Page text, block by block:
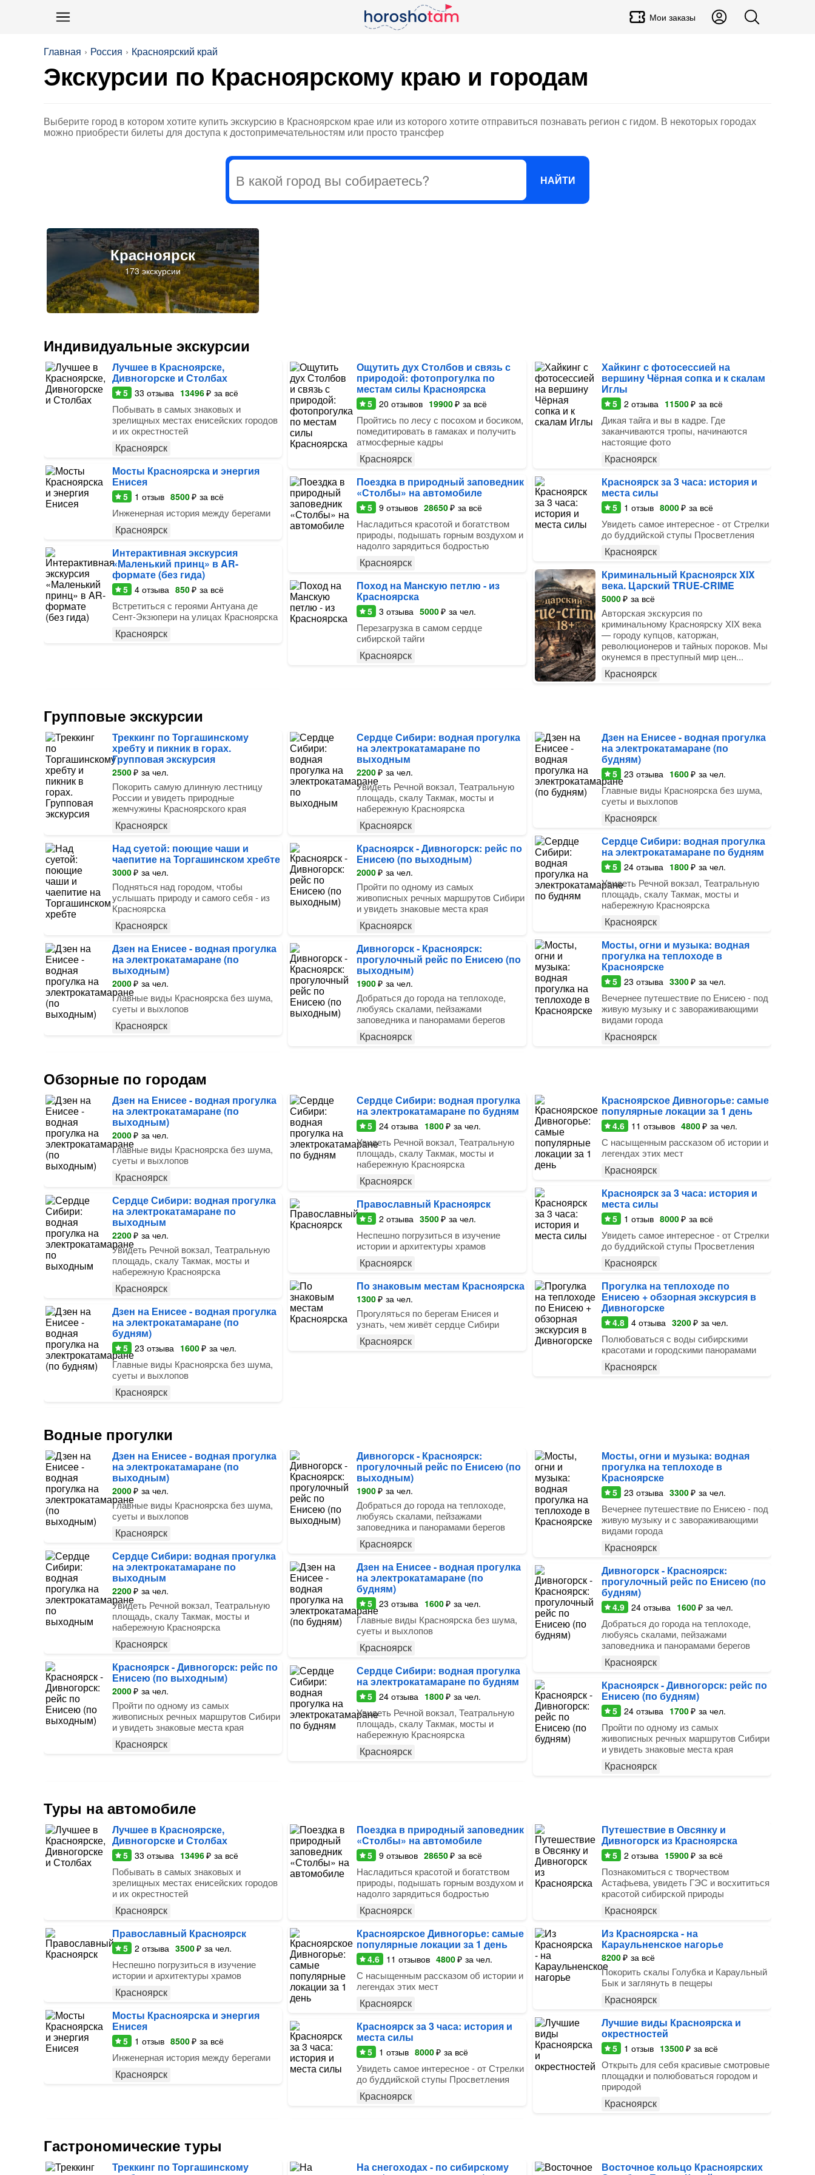
Мои заказы
Главная Россия Красноярский край
Экскурсии по Красноярскому краю и городам
Выберите город в котором хотите купить экскурсию в Красноярском крае или из которого хотите отправиться познавать регион с гидом. В некоторых городах
можно приобрести билеты для доступа к достопримечательностям или просто трансфер
НАЙТИ
Красноярск
Индивидуальные экскурсии
Лучшее в Красноярске,
Дивногорске и Столбах
5 33 отзыва 13496₽ за всё
Побывать в самых знаковых и
зрелищных местах енисейских городов
и их окрестностей
Красноярск
Мосты Красноярска и энергия
Енисея
5 1 отзыв 8500₽ за всё
Инженерная история между берегами
Красноярск
Интерактивная экскурсия
«Маленький принц» в AR-
формате (без гида)
5 4 отзыва 850₽ за всё
Встретиться с героями Антуана де
Сент-Экзюпери на улицах Красноярска
Красноярск
Ощутить дух Столбов и связь с
природой: фотопрогулка по
местам силы Красноярска
5 20 отзывов 19900₽ за всё
Пройтись по лесу с посохом и босиком,
помедитировать в гамаках и получить
атмосферные кадры
Красноярск
Поездка в природный заповедник
«Столбы» на автомобиле
5 9 отзывов 28650₽ за всё
Насладиться красотой и богатством
природы, подышать горным воздухом и
надолго зарядиться бодростью
Красноярск
Поход на Манскую петлю - из
Красноярска
5 3 отзыва 5000₽ за чел.
Перезагрузка в самом сердце
сибирской тайги
Красноярск
Хайкинг с фотосессией на
вершину Чёрная сопка и к скалам
Иглы
5 2 отзыва 11500₽ за всё
Дикая тайга и вы в кадре. Где
заканчиваются тропы, начинаются
настоящие фото
Красноярск
Красноярск за 3 часа: история и
места силы
5 1 отзыв 8000₽ за всё
Увидеть самое интересное - от Стрелки
до буддийской ступы Просветления
Красноярск
Криминальный Красноярск XIX
века. Царский TRUE-CRIME
5000₽ за всё
Авторская экскурсия по
криминальному Красноярску XIX века
— городу купцов, каторжан,
революционеров и тайных пороков. Мы
окунемся в преступный мир цен...
Красноярск
Групповые экскурсии
Треккинг по Торгашинскому
хребту и пикник в горах.
Групповая экскурсия
2500₽ за чел.
Покорить самую длинную лестницу
России и увидеть природные
жемчужины Красноярского края
Красноярск
Над суетой: поющие чаши и
чаепитие на Торгашинском хребте
3000₽ за чел.
Подняться над городом, чтобы
услышать природу и самого себя - из
Красноярска
Красноярск
Дзен на Енисее - водная прогулка
на электрокатамаране (по
выходным)
2000₽ за чел.
Главные виды Красноярска без шума,
суеты и выхлопов
Красноярск
Сердце Сибири: водная прогулка
на электрокатамаране по
выходным
2200₽ за чел.
Увидеть Речной вокзал, Театральную
площадь, скалу Такмак, мосты и
набережную Красноярска
Красноярск
Красноярск - Дивногорск: рейс по
Енисею (по выходным)
2000₽ за чел.
Пройти по одному из самых
живописных речных маршрутов Сибири
и увидеть знаковые места края
Красноярск
Дивногорск - Красноярск:
прогулочный рейс по Енисею (по
выходным)
1900₽ за чел.
Добраться до города на теплоходе,
любуясь скалами, пейзажами
заповедника и панорамами берегов
Красноярск
Дзен на Енисее - водная прогулка
на электрокатамаране (по
будням)
5 23 отзыва 1600₽ за чел.
Главные виды Красноярска без шума,
суеты и выхлопов
Красноярск
Сердце Сибири: водная прогулка
на электрокатамаране по будням
5 24отзыва 1800₽ за чел.
Увидеть Речной вокзал, Театральную
площадь, скалу Такмак, мосты и
набережную Красноярска
Красноярск
Мосты, огни и музыка: водная
прогулка на теплоходе в
Красноярске
5 23 отзыва 3300₽ за чел.
Вечернее путешествие по Енисею - под
живую музыку и с завораживающими
видами города
Красноярск
Обзорные по городам
Дзен на Енисее - водная прогулка
на электрокатамаране (по
выходным)
2000₽ за чел.
Главные виды Красноярска без шума,
суеты и выхлопов
Красноярск
Сердце Сибири: водная прогулка
на электрокатамаране по
выходным
2200₽ за чел.
Увидеть Речной вокзал, Театральную
площадь, скалу Такмак, мосты и
набережную Красноярска
Красноярск
Дзен на Енисее - водная прогулка
на электрокатамаране (по
будням)
5 23 отзыва 1600₽ за чел.
Главные виды Красноярска без шума,
суеты и выхлопов
Красноярск
Сердце Сибири: водная прогулка
на электрокатамаране по будням
5 24 отзыва 1800₽ за чел.
Увидеть Речной вокзал, Театральную
площадь, скалу Такмак, мосты и
набережную Красноярска
Красноярск
Православный Красноярск
5 2 отзыва 3500₽ за чел.
Неспешно погрузиться в изучение
истории и архитектуры храмов
Красноярск
По знаковым местам Красноярска
1300₽ за чел.
Прогуляться по берегам Енисея и
узнать, чем живёт сердце Сибири
Красноярск
Красноярское Дивногорье: самые
популярные локации за 1 день
4.6 11 отзывов 4800₽ за чел.
С насыщенным рассказом об истории и
легендах этих мест
Красноярск
Красноярск за 3 часа: история и
места силы
5 1 отзыв 8000₽ за всё
Увидеть самое интересное - от Стрелки
до буддийской ступы Просветления
Красноярск
Прогулка на теплоходе по
Енисею + обзорная экскурсия в
Дивногорске
4.8 4отзыва 3200₽ за чел.
Полюбоваться с воды сибирскими
красотами и городскими панорамами
Красноярск
Водные прогулки
Дзен на Енисее - водная прогулка
на электрокатамаране (по
выходным)
2000₽ за чел.
Главные виды Красноярска без шума,
суеты и выхлопов
Красноярск
Сердце Сибири: водная прогулка
на электрокатамаране по
выходным
2200₽ за чел.
Увидеть Речной вокзал, Театральную
площадь, скалу Такмак, мосты и
набережную Красноярска
Красноярск
Красноярск - Дивногорск: рейс по
Енисею (по выходным)
2000₽ за чел.
Пройти по одному из самых
живописных речных маршрутов Сибири
и увидеть знаковые места края
Красноярск
Дивногорск - Красноярск:
прогулочный рейс по Енисею (по
выходным)
1900₽ за чел.
Добраться до города на теплоходе,
любуясь скалами, пейзажами
заповедника и панорамами берегов
Красноярск
Дзен на Енисее - водная прогулка
на электрокатамаране (по
будням)
5 23 отзыва 1600₽ за чел.
Главные виды Красноярска без шума,
суеты и выхлопов
Красноярск
Сердце Сибири: водная прогулка
на электрокатамаране по будням
5 24 отзыва 1800₽ за чел.
Увидеть Речной вокзал, Театральную
площадь, скалу Такмак, мосты и
набережную Красноярска
Красноярск
Мосты, огни и музыка: водная
прогулка на теплоходе в
Красноярске
5 23 отзыва 3300₽ за чел.
Вечернее путешествие по Енисею - под
живую музыку и с завораживающими
видами города
Красноярск
Дивногорск - Красноярск:
прогулочный рейс по Енисею (по
будням)
4.9 24отзыва 1600₽ за чел.
Добраться до города на теплоходе,
любуясь скалами, пейзажами
заповедника и панорамами берегов
Красноярск
Красноярск - Дивногорск: рейс по
Енисею (по будням)
5 24отзыва 1700₽ за чел.
Пройти по одному из самых
живописных речных маршрутов Сибири
и увидеть знаковые места края
Красноярск
Туры на автомобиле
Лучшее в Красноярске,
Дивногорске и Столбах
5 33 отзыва 13496₽ за всё
Побывать в самых знаковых и
зрелищных местах енисейских городов
и их окрестностей
Красноярск
Православный Красноярск
5 2 отзыва 3500₽ за чел.
Неспешно погрузиться в изучение
истории и архитектуры храмов
Красноярск
Мосты Красноярска и энергия
Енисея
5 1 отзыв 8500₽ за всё
Инженерная история между берегами
Красноярск
Поездка в природный заповедник
«Столбы» на автомобиле
5 9 отзывов 28650₽ за всё
Насладиться красотой и богатством
природы, подышать горным воздухом и
надолго зарядиться бодростью
Красноярск
Красноярское Дивногорье: самые
популярные локации за 1 день
4.6 11 отзывов 4800₽ за чел.
С насыщенным рассказом об истории и
легендах этих мест
Красноярск
Красноярск за 3 часа: история и
места силы
5 1 отзыв 8000₽ за всё
Увидеть самое интересное - от Стрелки
до буддийской ступы Просветления
Красноярск
Путешествие в Овсянку и
Дивногорск из Красноярска
5 2 отзыва 15900₽ за всё
Познакомиться с творчеством
Астафьева, увидеть ГЭС и восхититься
красотой сибирской природы
Красноярск
Из Красноярска - на
Караульненское нагорье
8200₽ за всё
Покорить скалы Голубка и Караульный
Бык и заглянуть в пещеры
Красноярск
Лучшие виды Красноярска и
окрестностей
5 1 отзыв 13500₽ за всё
Открыть для себя красивые смотровые
площадки и полюбоваться городом и
природой
Красноярск
Гастрономические туры
Треккинг по Торгашинскому На снегоходах - по сибирскому Восточное кольцо Красноярских